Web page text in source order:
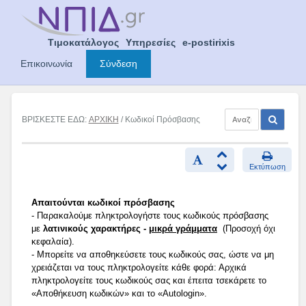
Τιμοκατάλογος Υπηρεσίες
e-postirixis
Επικοινωνία
Σύνδεση
ΒΡΙΣΚΕΣΤΕ ΕΔΩ: ΑΡΧΙΚΗ / Κωδικοί Πρόσβασης
Εκτύπωση
Απαιτούνται κωδικοί πρόσβασης
- Παρακαλούμε πληκτρολογήστε τους κωδικούς πρόσβασης
με λατινικούς χαρακτήρες - μικρά γράμματα (Προσοχή όχι
κεφαλαία).
- Μπορείτε να αποθηκεύσετε τους κωδικούς σας, ώστε να μη
χρειάζεται να τους πληκτρολογείτε κάθε φορά: Αρχικά
πληκτρολογείτε τους κωδικούς σας και έπειτα τσεκάρετε το
«Αποθήκευση κωδικών» και το «Autologin».